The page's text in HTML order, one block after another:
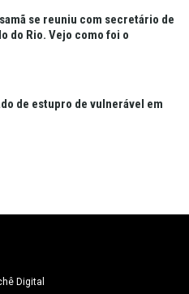
se reuniu com secretário de
do Rio. Vejo como foi o
de estupro de vulnerável em
Digital